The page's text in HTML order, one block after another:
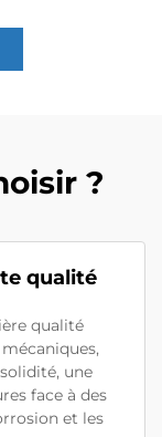
?
qualité
qualité
une
face à des
et les